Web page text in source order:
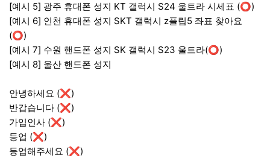
[예시 5] 광주 휴대폰 성지 KT 갤럭시 S24 울트라 시세표 (⭕)
[예시 6] 인천 휴대폰 성지 SKT 갤럭시 z플립5 좌표 찾아요
(⭕)
[예시 7] 수원 핸드폰 성지 SK 갤럭시 S23 울트라 (⭕)
[예시 8] 울산 핸드폰 성지
안녕하세요 (❌)
반갑습니다 (❌)
가입인사 (❌)
등업 (❌)
등업해주세요 (❌)